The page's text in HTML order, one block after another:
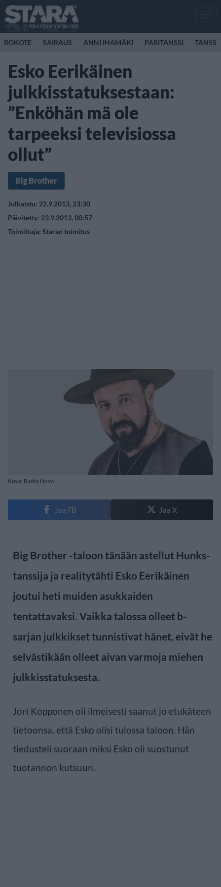
ROKOTE SAIRAUS ANNI IHAMÄKI PARITANSSI TANSSI
Esko Eerikäinen
julkkisstatuksestaan:
”Enköhän mä ole
tarpeeksi televisiossa
ollut”
Big Brother
Julkaistu: 22.9.2013, 23:30
Päivitetty: 23.9.2013, 00:57
Toimittaja: Staran toimitus
Kuva: Radio Nova
Jaa FB Jaa X
Big Brother -taloon tänään astellut Hunks-
tanssija ja realitytähti Esko Eerikäinen
joutui heti muiden asukkaiden
tentattavaksi. Vaikka talossa olleet b-
sarjan julkkikset tunnistivat hänet, eivät he
selvästikään olleet aivan varmoja miehen
julkkisstatuksesta.
Jori Kopponen oli ilmeisesti saanut jo etukäteen
tietoonsa, että Esko olisi tulossa taloon. Hän
tiedusteli suoraan miksi Esko oli suostunut
tuotannon kutsuun.